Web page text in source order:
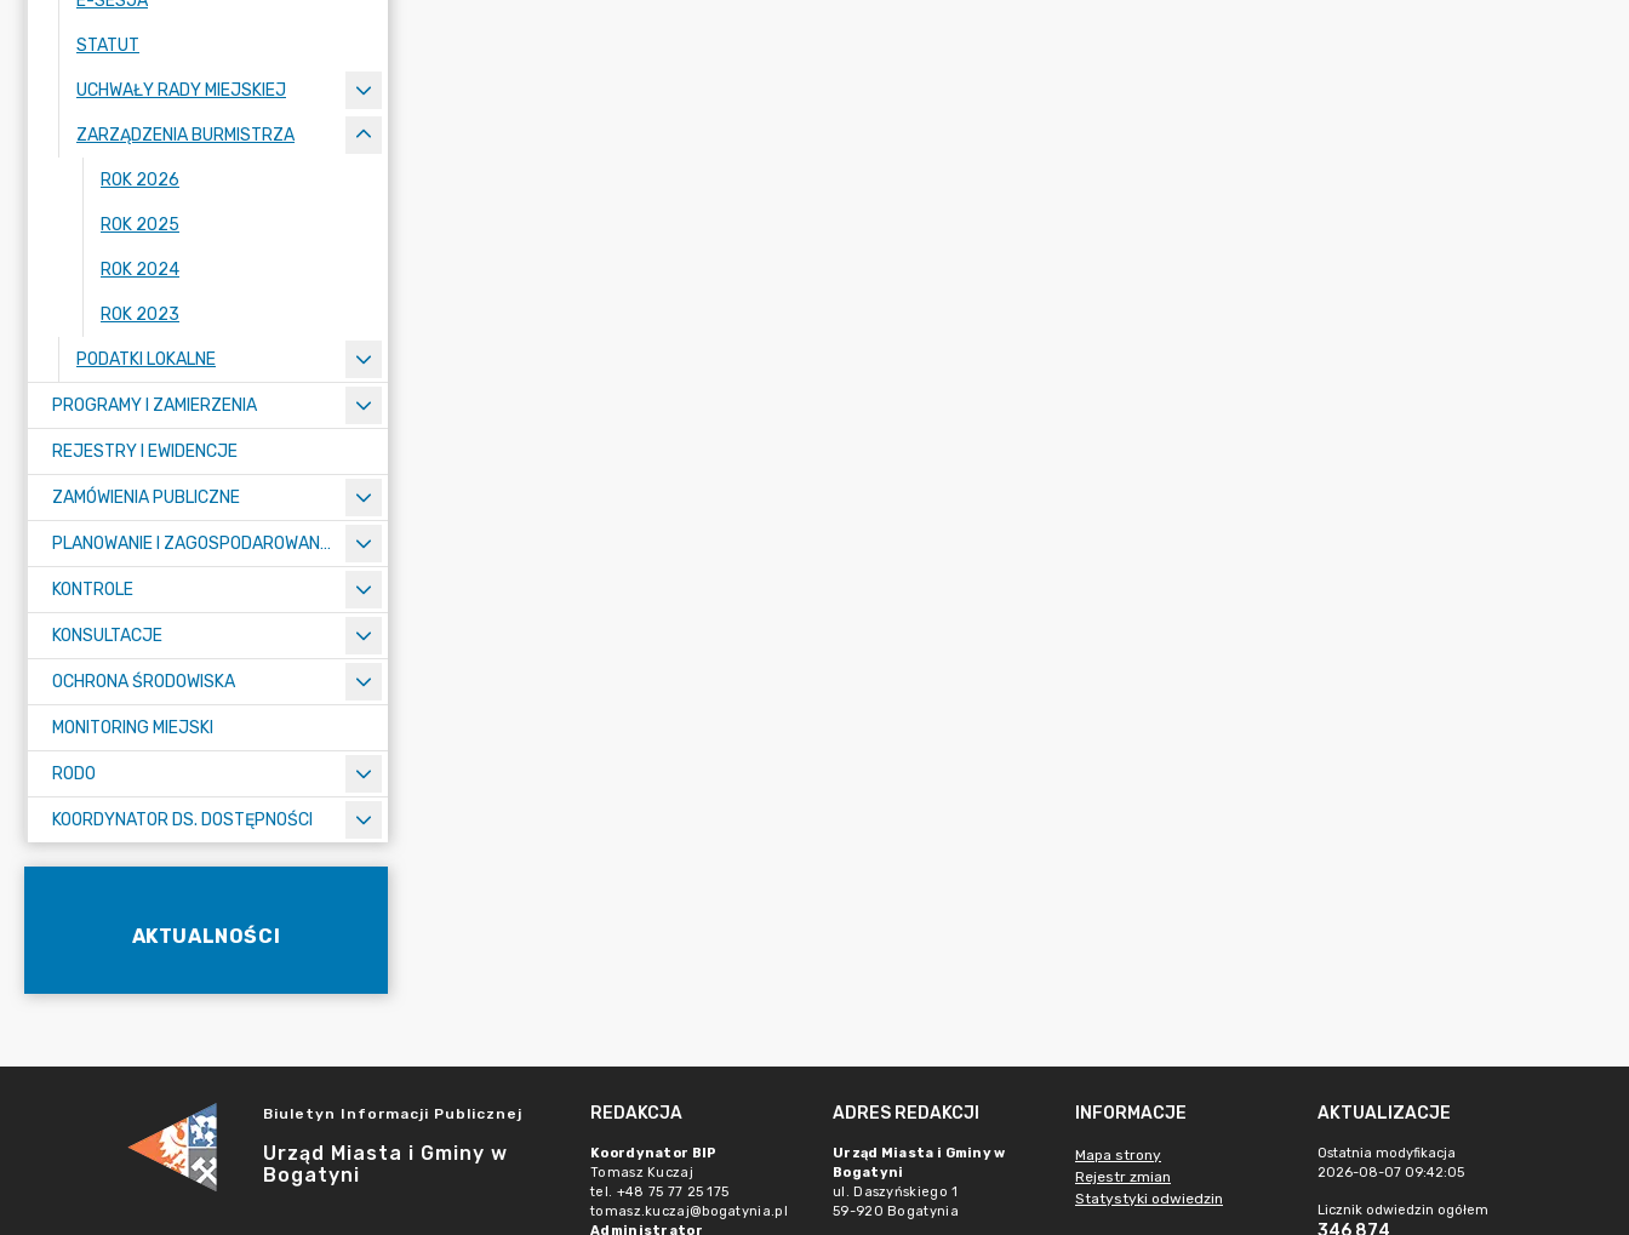
STATUT
UCHWAŁY RADY MIEJSKIEJ
ZARZĄDZENIA BURMISTRZA
ROK 2026
ROK 2025
ROK 2024
ROK 2023
PODATKI LOKALNE
PROGRAMY I ZAMIERZENIA
REJESTRY I EWIDENCJE
ZAMÓWIENIA PUBLICZNE
PLANOWANIE I ZAGOSPODAROWANIE PRZESTRZENNE
KONTROLE
KONSULTACJE
OCHRONA ŚRODOWISKA
MONITORING MIEJSKI
RODO
KOORDYNATOR DS. DOSTĘPNOŚCI
AKTUALNOŚCI
Biuletyn Informacji Publicznej
Urząd Miasta i Gminy w
Bogatyni
REDAKCJA
Koordynator BIP
Tomasz Kuczaj
tel. +48 75 77 25 175
tomasz.kuczaj@bogatynia.pl
Administrator
ADRES REDAKCJI
Urząd Miasta i Gminy w
Bogatyni
ul. Daszyńskiego 1
59-920 Bogatynia
INFORMACJE
Mapa strony
Rejestr zmian
Statystyki odwiedzin
AKTUALIZACJE
Ostatnia modyfikacja
2026-08-07 09:42:05
Licznik odwiedzin ogółem
346 874